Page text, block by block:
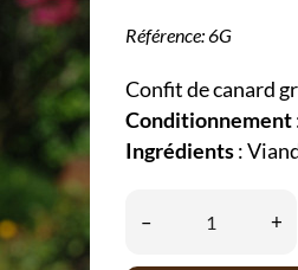
Référence:6G
Confit de canard
Conditionnement
Ingrédients:
– +